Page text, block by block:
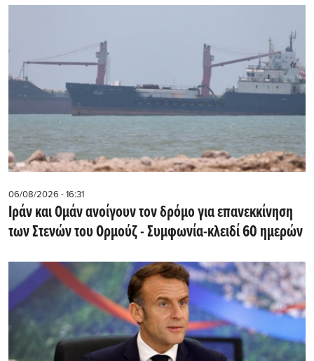
06/08/2026 - 16:31
Ιράν και Ομάν ανοίγουν τον δρόμο για επανεκκίνηση
των Στενών του Ορμούζ - Συμφωνία-κλειδί 60 ημερών